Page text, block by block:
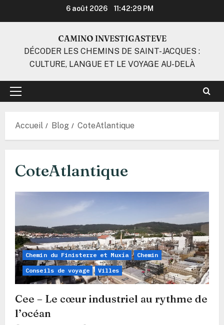
6 août 2026 11:42:29 PM
CAMINO INVESTIGASTEVE
DÉCODER LES CHEMINS DE SAINT-JACQUES :
CULTURE, LANGUE ET LE VOYAGE AU-DELÀ
Menu
Accueil Blog CoteAtlantique
CoteAtlantique
Chemin du Finisterre et Muxía Chemin
Conseils de voyage Villes
Cee – Le cœur industriel au rythme de
l’océan